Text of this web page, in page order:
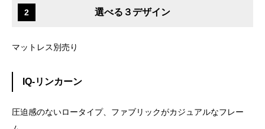
2 選べる３デザイン
マットレス別売り
IQ-リンカーン
圧迫感のないロータイプ、ファブリックがカジュアルなフレー